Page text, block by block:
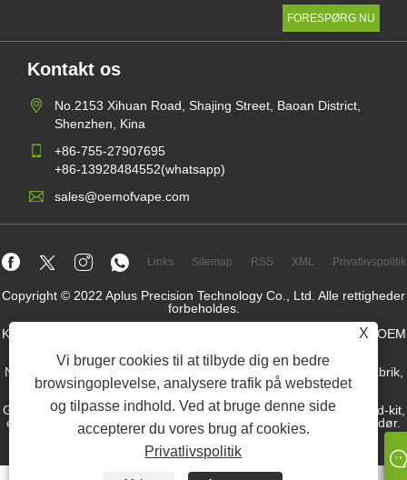
X
Vi bruger cookies til at tilbyde dig en bedre
browsingoplevelse, analysere trafik på webstedet
og tilpasse indhold. Ved at bruge denne side
accepterer du vores brug af cookies.
Privatlivspolitik
Kontakt os
No.2153 Xihuan Road, Shajing Street, Baoan District,
Shenzhen, Kina
+86-755-27907695
+86-13928484552(whatsapp)
sales@oemofvape.com
Links Sitemap RSS XML Privatlivspolitik
Copyright © 2022 Aplus Precision Technology Co., Ltd. Alle rettigheder
forbeholdes.
Kina -patronproducent, udskiftning af pod -enhed, engangsvape, OEM
Nikotinpose grossist, nikotinpose -leverandør, OEM nikotinposefabrik,
OEM -snusfabrik, nikotinpose, forudfyldt pod -enhed,
Genopfyldt pod-enhed, pod-system, lukket POD-enhed, Open Pod-kit,
e-væske, e-juice, elektronisk cigaretvæskproducent, snusleverandør.